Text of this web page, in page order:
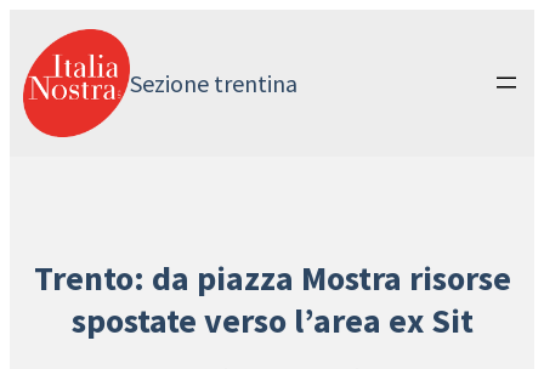
contenuto
Sezione trentina
Trento: da piazza Mostra risorse
spostate verso l’area ex Sit